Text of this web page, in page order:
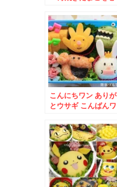
こんにちワン ありが
とウサギ こんばんワ